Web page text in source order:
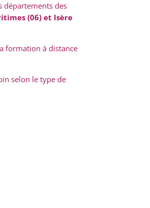
départements des
(06) et Isère
formation à distance
selon le type de